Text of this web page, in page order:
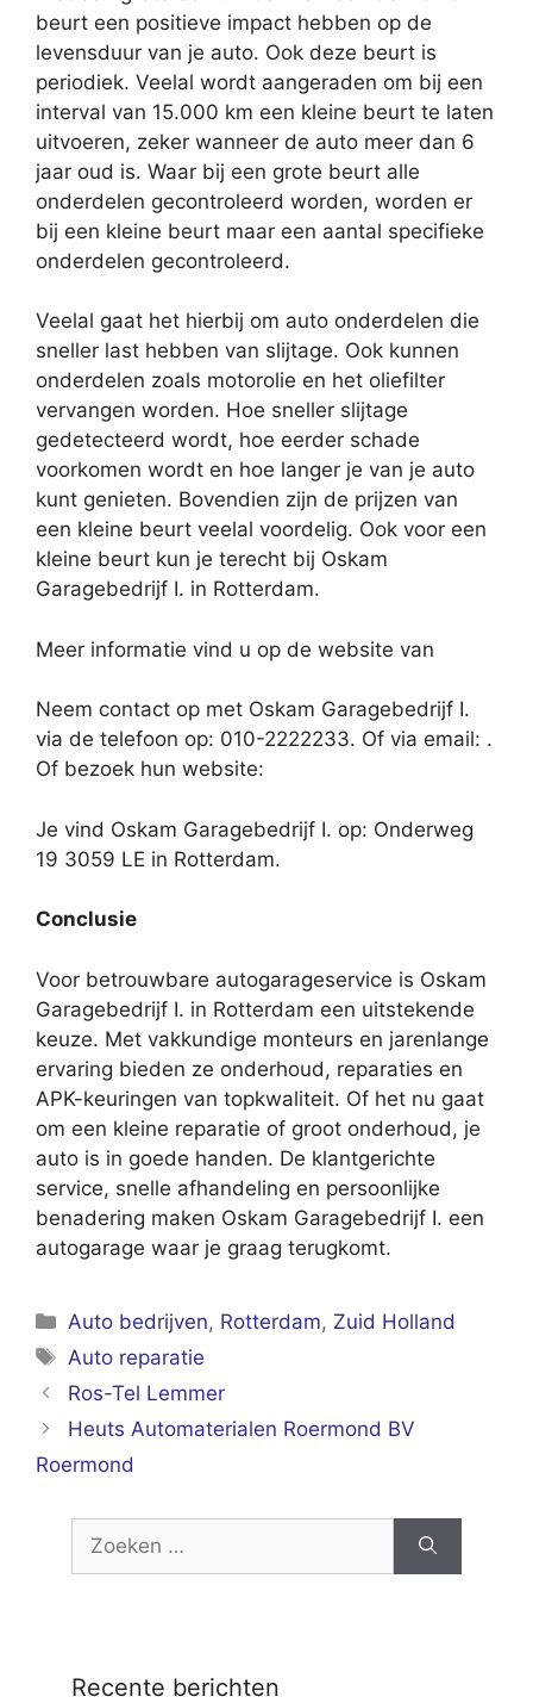
beurt een positieve impact hebben op de
levensduur van je auto. Ook deze beurt is
periodiek. Veelal wordt aangeraden om bij een
interval van 15.000 km een kleine beurt te laten
uitvoeren, zeker wanneer de auto meer dan 6
jaar oud is. Waar bij een grote beurt alle
onderdelen gecontroleerd worden, worden er
bij een kleine beurt maar een aantal specifieke
onderdelen gecontroleerd.
Veelal gaat het hierbij om auto onderdelen die
sneller last hebben van slijtage. Ook kunnen
onderdelen zoals motorolie en het oliefilter
vervangen worden. Hoe sneller slijtage
gedetecteerd wordt, hoe eerder schade
voorkomen wordt en hoe langer je van je auto
kunt genieten. Bovendien zijn de prijzen van
een kleine beurt veelal voordelig. Ook voor een
kleine beurt kun je terecht bij Oskam
Garagebedrijf I. in Rotterdam.
Meer informatie vind u op de website van
Neem contact op met Oskam Garagebedrijf I.
via de telefoon op: 010-2222233. Of via email: .
Of bezoek hun website:
Je vind Oskam Garagebedrijf I. op: Onderweg
19 3059 LE in Rotterdam.
Conclusie
Voor betrouwbare autogarageservice is Oskam
Garagebedrijf I. in Rotterdam een uitstekende
keuze. Met vakkundige monteurs en jarenlange
ervaring bieden ze onderhoud, reparaties en
APK-keuringen van topkwaliteit. Of het nu gaat
om een kleine reparatie of groot onderhoud, je
auto is in goede handen. De klantgerichte
service, snelle afhandeling en persoonlijke
benadering maken Oskam Garagebedrijf I. een
autogarage waar je graag terugkomt.
Categorieën
Auto bedrijven, Rotterdam, Zuid Holland
Tags
Auto reparatie
Ros-Tel Lemmer
Heuts Automaterialen Roermond BV
Roermond
naar:
Recente berichten